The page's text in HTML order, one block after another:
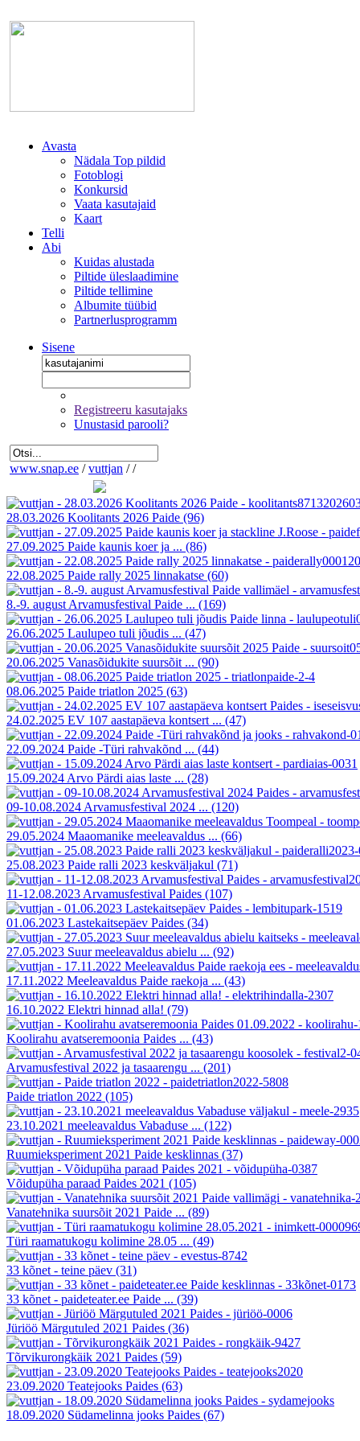
Avasta
Nädala Top pildid
Fotoblogi
Konkursid
Vaata kasutajaid
Kaart
Telli
Abi
Kuidas alustada
Piltide üleslaadimine
Piltide tellimine
Albumite tüübid
Partnerlusprogramm
Sisene
Registreeru kasutajaks
Unustasid parooli?
www.snap.ee / vuttjan / /
28.03.2026 Koolitants 2026 Paide (96)
27.09.2025 Paide kaunis koer ja ... (86)
22.08.2025 Paide rally 2025 linnakatse (60)
8.-9. august Arvamusfestival Paide ... (169)
26.06.2025 Laulupeo tuli jõudis ... (47)
20.06.2025 Vanasõidukite suursõit ... (90)
08.06.2025 Paide triatlon 2025 (63)
24.02.2025 EV 107 aastapäeva kontsert ... (47)
22.09.2024 Paide -Türi rahvakõnd ... (44)
15.09.2024 Arvo Pärdi aias laste ... (28)
09-10.08.2024 Arvamusfestival 2024 ... (120)
29.05.2024 Maaomanike meeleavaldus ... (66)
25.08.2023 Paide ralli 2023 keskväljakul (71)
11-12.08.2023 Arvamusfestival Paides (107)
01.06.2023 Lastekaitsepäev Paides (34)
27.05.2023 Suur meeleavaldus abielu ... (92)
17.11.2022 Meeleavaldus Paide raekoja ... (43)
16.10.2022 Elektri hinnad alla! (79)
Koolirahu avatseremoonia Paides ... (43)
Arvamusfestival 2022 ja tasaarengu ... (201)
Paide triatlon 2022 (105)
23.10.2021 meeleavaldus Vabaduse ... (122)
Ruumieksperiment 2021 Paide kesklinnas (37)
Võidupüha paraad Paides 2021 (105)
Vanatehnika suursõit 2021 Paide ... (89)
Türi raamatukogu kolimine 28.05 ... (49)
33 kõnet - teine päev (31)
33 kõnet - paideteater.ee Paide ... (39)
Jüriöö Märgutuled 2021 Paides (36)
Tõrvikurongkäik 2021 Paides (59)
23.09.2020 Teatejooks Paides (63)
18.09.2020 Südamelinna jooks Paides (67)